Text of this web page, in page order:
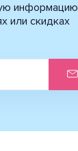
информацию
или скидках